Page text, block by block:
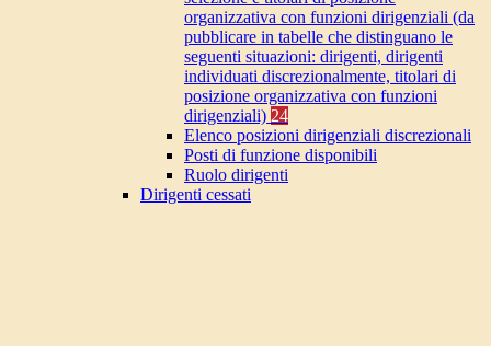
organizzativa con funzioni dirigenziali (da
pubblicare in tabelle che distinguano le
seguenti situazioni: dirigenti, dirigenti
individuati discrezionalmente, titolari di
posizione organizzativa con funzioni
dirigenziali) 24
Elenco posizioni dirigenziali discrezionali
Posti di funzione disponibili
Ruolo dirigenti
Dirigenti cessati